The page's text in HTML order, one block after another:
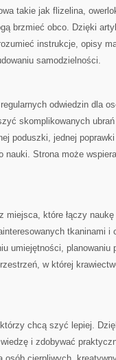
takie jak flizelina,
brzmieć obco. Dzięki
instrukcje, opisy
samodzielności.
odwiedzin dla
skomplikowanych
poduszki, jednej
nauki. Strona może
miejsca, które łączy
tkaninami i
umiejętności, planowaniu
w której
chcą szyć lepiej.
i zdobywać